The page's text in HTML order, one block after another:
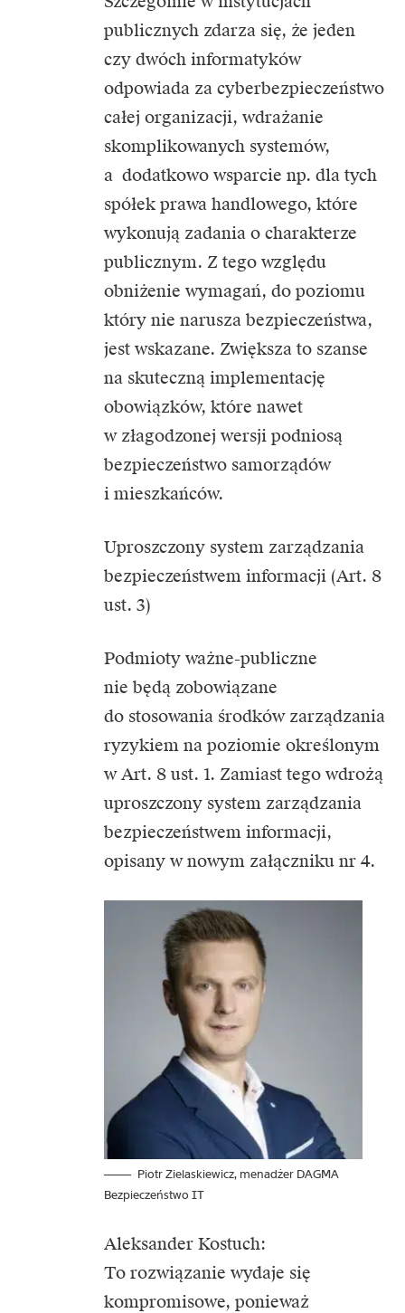
publicznych zdarza się, że jeden
czy dwóch informatyków
odpowiada za cyberbezpieczeństwo
całej organizacji, wdrażanie
skomplikowanych systemów,
a dodatkowo wsparcie np. dla tych
spółek prawa handlowego, które
wykonują zadania o charakterze
publicznym. Z tego względu
obniżenie wymagań, do poziomu
który nie narusza bezpieczeństwa,
jest wskazane. Zwiększa to szanse
na skuteczną implementację
obowiązków, które nawet
w złagodzonej wersji podniosą
bezpieczeństwo samorządów
i mieszkańców.
Uproszczony system zarządzania
bezpieczeństwem informacji (Art. 8
ust. 3)
Podmioty ważne-publiczne
nie będą zobowiązane
do stosowania środków zarządzania
ryzykiem na poziomie określonym
w Art. 8 ust. 1. Zamiast tego wdrożą
uproszczony system zarządzania
bezpieczeństwem informacji,
opisany w nowym załączniku nr 4.
Piotr Zielaskiewicz, menadżer DAGMA
Bezpieczeństwo IT
Aleksander Kostuch:
To rozwiązanie wydaje się
kompromisowe, ponieważ